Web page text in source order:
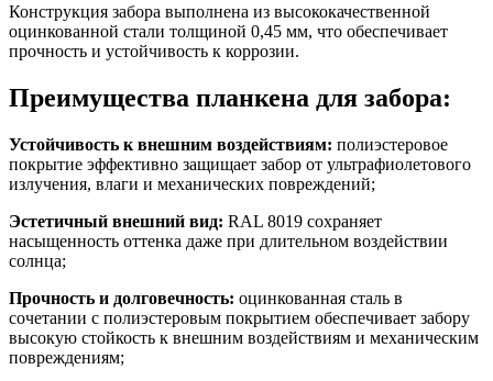
Конструкция забора выполнена из высококачественной
оцинкованной стали толщиной 0,45 мм, что обеспечивает
прочность и устойчивость к коррозии.
Преимущества планкена для забора:
Устойчивость к внешним воздействиям: полиэстеровое
покрытие эффективно защищает забор от ультрафиолетового
излучения, влаги и механических повреждений;
Эстетичный внешний вид: RAL 8019 сохраняет
насыщенность оттенка даже при длительном воздействии
солнца;
Прочность и долговечность: оцинкованная сталь в
сочетании с полиэстеровым покрытием обеспечивает забору
высокую стойкость к внешним воздействиям и механическим
повреждениям;